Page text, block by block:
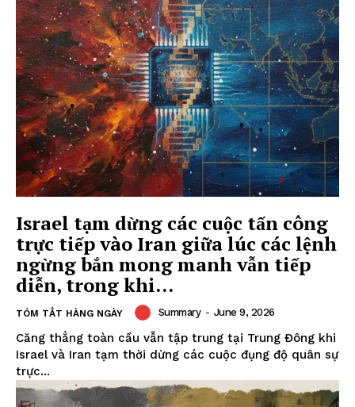
Israel tạm dừng các cuộc tấn công
trực tiếp vào Iran giữa lúc các lệnh
ngừng bắn mong manh vẫn tiếp
diễn, trong khi...
TÓM TẮT HÀNG NGÀY Summary - June 9, 2026
Căng thẳng toàn cầu vẫn tập trung tại Trung Đông khi
Israel và Iran tạm thời dừng các cuộc đụng độ quân sự
trực...